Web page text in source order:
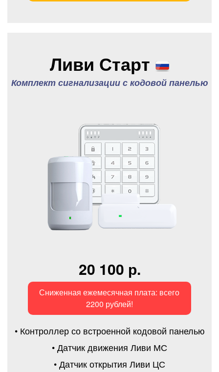
Ливи Старт
Комплект сигнализации с кодовой панелью
20 100 р.
Сниженная ежемесячная плата: всего
2200 рублей!
• Контроллер со встроенной кодовой панелью
• Датчик движения Ливи МС
• Датчик открытия Ливи ЦС